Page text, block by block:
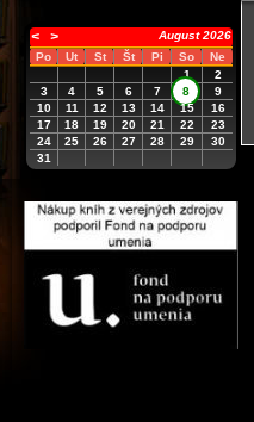
< >
August 2026
Po
Ut St Št Pi So
Ne
1
2
3
4 5 6 7 8
9
10
11 12 13 14 15
16
17
18 19 20 21 22
23
24
25 26 27 28 29
30
31